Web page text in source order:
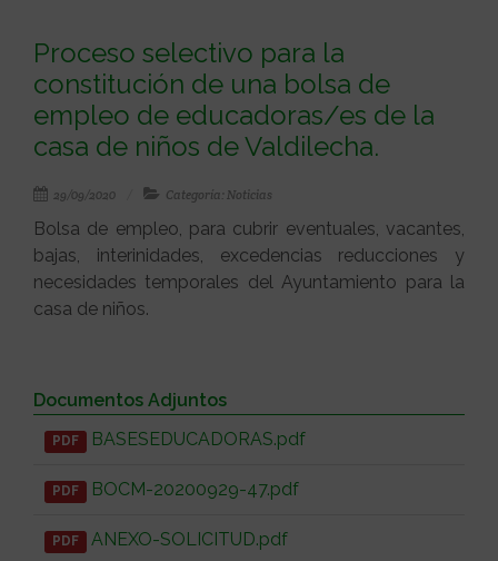
Proceso selectivo para la
constitución de una bolsa de
empleo de educadoras/es de la
casa de niños de Valdilecha.
29/09/2020 Categoría: Noticias
Bolsa de empleo, para cubrir eventuales, vacantes,
bajas, interinidades, excedencias reducciones y
necesidades temporales del Ayuntamiento para la
casa de niños.
Documentos Adjuntos
PDF BASESEDUCADORAS.pdf
PDF BOCM-20200929-47.pdf
PDF ANEXO-SOLICITUD.pdf